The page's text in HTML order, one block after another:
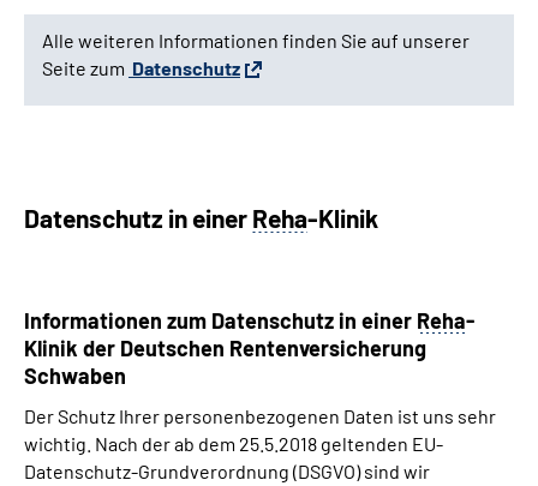
Alle weiteren Informationen finden Sie auf unserer
Seite zum Datenschutz
Datenschutz in einer Reha-Klinik
Informationen zum Datenschutz in einer Reha-
Klinik der Deutschen Rentenversicherung
Schwaben
Der Schutz Ihrer personenbezogenen Daten ist uns sehr
wichtig. Nach der ab dem 25.5.2018 geltenden EU-
Datenschutz-Grundverordnung (DSGVO) sind wir